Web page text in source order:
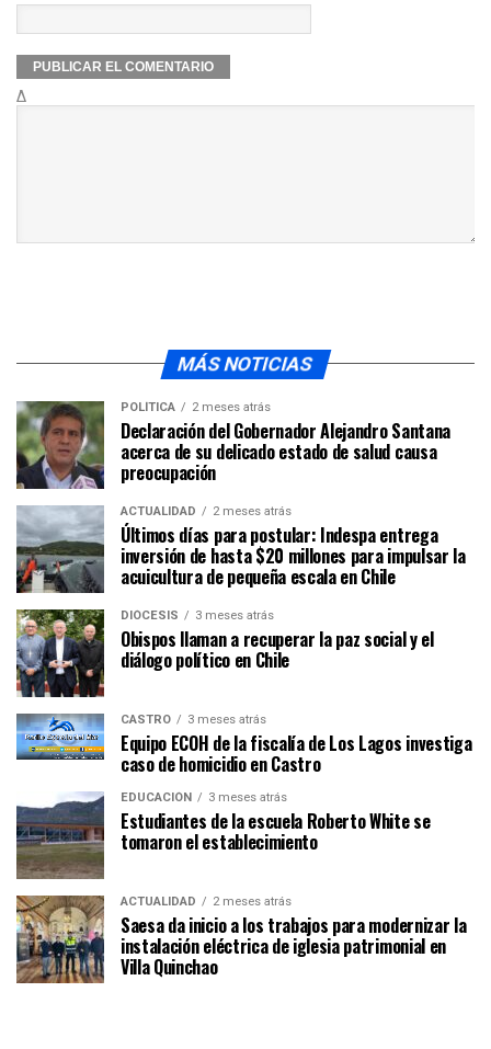
Δ
MÁS NOTICIAS
POLÍTICA 2 meses atrás
Declaración del Gobernador Alejandro Santana
acerca de su delicado estado de salud causa
preocupación
ACTUALIDAD 2 meses atrás
Últimos días para postular: Indespa entrega
inversión de hasta $20 millones para impulsar la
acuicultura de pequeña escala en Chile
DIÓCESIS 3 meses atrás
Obispos llaman a recuperar la paz social y el
diálogo político en Chile
CASTRO 3 meses atrás
Equipo ECOH de la fiscalía de Los Lagos investiga
caso de homicidio en Castro
EDUCACIÓN 3 meses atrás
Estudiantes de la escuela Roberto White se
tomaron el establecimiento
ACTUALIDAD 2 meses atrás
Saesa da inicio a los trabajos para modernizar la
instalación eléctrica de iglesia patrimonial en
Villa Quinchao